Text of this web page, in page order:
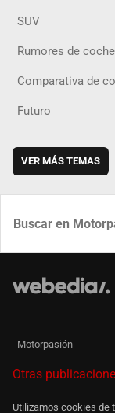
SUV
Rumores de
Comparativa de
Futuro
VER MÁS TEMAS
Motorpasión
Otras
Utilizamos cookies de